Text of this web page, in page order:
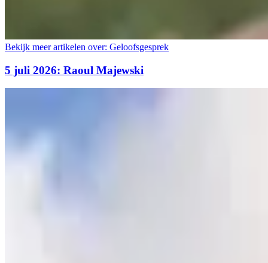
Bekijk meer artikelen over: Geloofsgesprek
5 juli 2026: Raoul Majewski